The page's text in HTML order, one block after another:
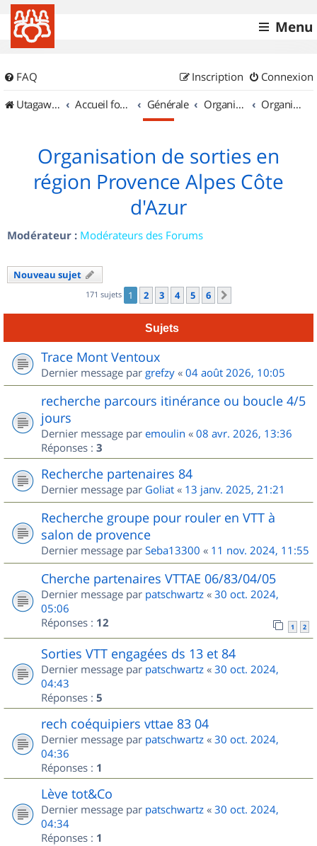
Menu
FAQ Connexion
Inscription
UtagawaVTT (Randos VTT et VTTAE avec traces GPS)
Accueil forum Générale Organisation de sorties & Recherche de partenaires Organisation de sorties en région Provence Alpes Côte d'Azur
Organisation de sorties en
région Provence Alpes Côte
d'Azur
Modérateur : Modérateurs des Forums
Nouveau sujet
171 sujets 1 2 3 4 5 6
Sujets
Trace Mont Ventoux
Dernier message par grefzy « 04 août 2026, 10:05
recherche parcours itinérance ou boucle 4/5
jours
Dernier message par emoulin « 08 avr. 2026, 13:36
Réponses : 3
Recherche partenaires 84
Dernier message par Goliat « 13 janv. 2025, 21:21
Recherche groupe pour rouler en VTT à
salon de provence
Dernier message par Seba13300 « 11 nov. 2024, 11:55
Cherche partenaires VTTAE 06/83/04/05
Dernier message par patschwartz « 30 oct. 2024,
05:06
Réponses : 12 1 2
Sorties VTT engagées ds 13 et 84
Dernier message par patschwartz « 30 oct. 2024,
04:43
Réponses : 5
rech coéquipiers vttae 83 04
Dernier message par patschwartz « 30 oct. 2024,
04:36
Réponses : 1
Lève tot&Co
Dernier message par patschwartz « 30 oct. 2024,
04:34
Réponses : 1